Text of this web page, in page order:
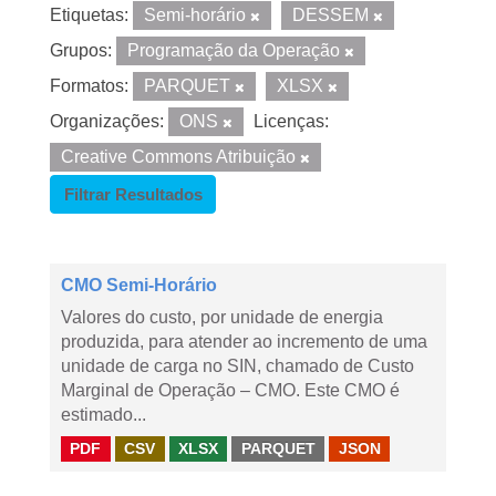
Etiquetas: Semi-horário
DESSEM
Grupos:
Programação da Operação
Formatos:
PARQUET
XLSX
Organizações:
ONS
Licenças:
Creative Commons Atribuição
Filtrar Resultados
CMO Semi-Horário
Valores do custo, por unidade de energia
produzida, para atender ao incremento de uma
unidade de carga no SIN, chamado de Custo
Marginal de Operação – CMO. Este CMO é
estimado...
PDF CSV XLSX PARQUET JSON